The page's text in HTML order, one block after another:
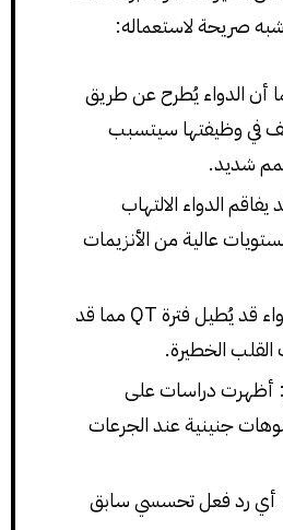
شبه صريحة لاستعماله:
أن الدواء يُطرح عن طريق
في وظيفتها سيتسبب
شديد.
يفاقم الدواء الالتهاب
عالية من الأنزيمات
: الدواء قد يُطيل فترة QT مما قد
الخطيرة.
: أظهرت دراسات على
جنينية عند الجرعات
أي رد فعل تحسسي سابق